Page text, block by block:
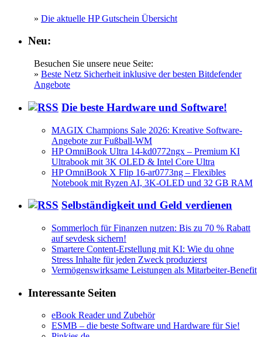
» Die aktuelle HP Gutschein Übersicht
Neu:
Besuchen Sie unsere neue Seite:
» Beste Netz Sicherheit inklusive der besten Bitdefender
Angebote
Die beste Hardware und Software!
MAGIX Champions Sale 2026: Kreative Software-
Angebote zur Fußball-WM
HP OmniBook Ultra 14-kd0772ngx – Premium KI
Ultrabook mit 3K OLED & Intel Core Ultra
HP OmniBook X Flip 16-ar0773ng – Flexibles
Notebook mit Ryzen AI, 3K-OLED und 32 GB RAM
Selbständigkeit und Geld verdienen
Sommerloch für Finanzen nutzen: Bis zu 70 % Rabatt
auf sevdesk sichern!
Smartere Content-Erstellung mit KI: Wie du ohne
Stress Inhalte für jeden Zweck produzierst
Vermögenswirksame Leistungen als Mitarbeiter-Benefit
Interessante Seiten
eBook Reader und Zubehör
ESMB – die beste Software und Hardware für Sie!